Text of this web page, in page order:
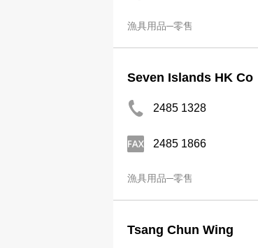
漁具用品─零售
Seven Islands HK Co
2485 1328
2485 1866
漁具用品─零售
Tsang Chun Wing